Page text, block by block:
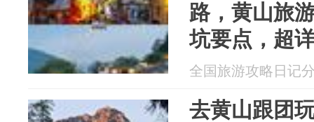
路，黄山旅
坑要点，超
全国旅游攻略日记
去黄山跟团